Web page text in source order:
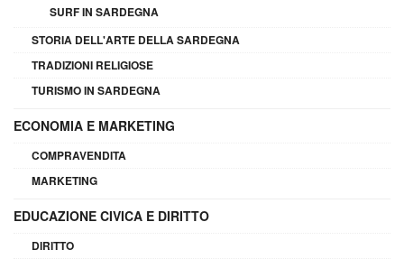
SURF IN SARDEGNA
STORIA DELL'ARTE DELLA SARDEGNA
TRADIZIONI RELIGIOSE
TURISMO IN SARDEGNA
ECONOMIA E MARKETING
COMPRAVENDITA
MARKETING
EDUCAZIONE CIVICA E DIRITTO
DIRITTO